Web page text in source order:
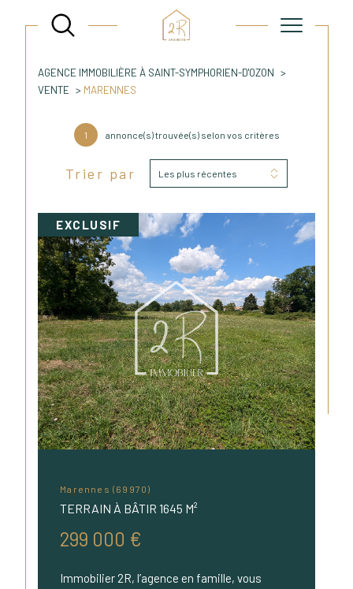
AGENCE IMMOBILIÈRE À SAINT-SYMPHORIEN-D'OZON
VENTE
MARENNES
1 annonce(s) trouvée(s) selon vos critères
Trier par Les plus récentes
Marennes (69970)
TERRAIN À BÂTIR 1645 M²
299 000 €
Immobilier 2R, l’agence en famille, vous
EXCLUSIF